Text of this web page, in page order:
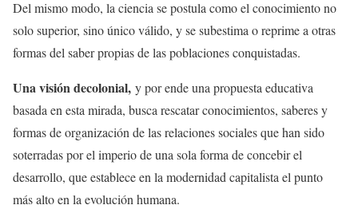
Del mismo modo, la ciencia se postula como el conocimiento no
solo superior, sino único válido, y se subestima o reprime a otras
formas del saber propias de las poblaciones conquistadas.
Una visión decolonial, y por ende una propuesta educativa
basada en esta mirada, busca rescatar conocimientos, saberes y
formas de organización de las relaciones sociales que han sido
soterradas por el imperio de una sola forma de concebir el
desarrollo, que establece en la modernidad capitalista el punto
más alto en la evolución humana.